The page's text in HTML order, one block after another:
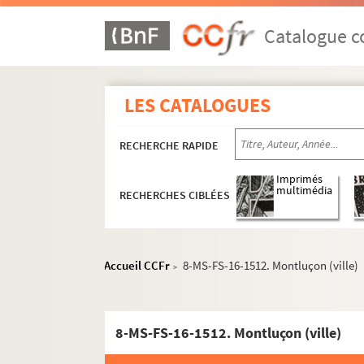
Catalogue
LES CATALOGUES
RECHERCHE RAPIDE
RECHERCHES CIBLÉES
Imprimés
multimédia
Accueil CCFr > 8-MS-FS-16-1512. Montluçon (ville)
8-MS-FS-16-1512. Montluçon (ville)